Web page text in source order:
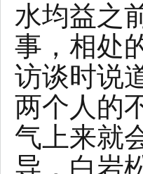
水均益之
事，相处
访谈时说
两个人的
气上来就
导，白岩